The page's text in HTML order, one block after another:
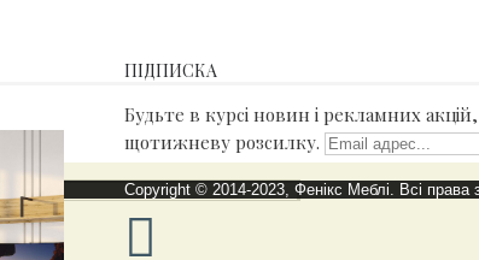
ПІДПИСКА
Будьте в курсі новин і рекламних
щотижневу розсилку.
Copyright © 2014-2023, Фенікс Меблі. Всі права